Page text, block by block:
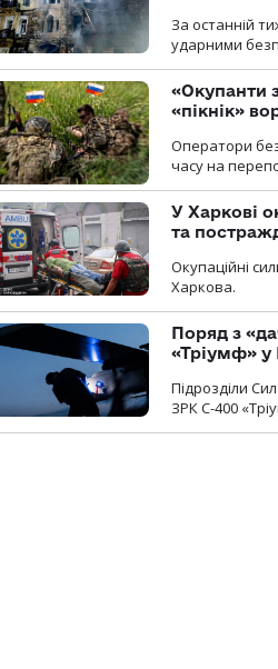
За останній
ударними
«Окупанти
«пікнік»
Оператори
часу на
У Харкові
та
Окупаційні
Харкова.
Поряд з
«Тріумф» у
Підрозділи
ЗРК С-400